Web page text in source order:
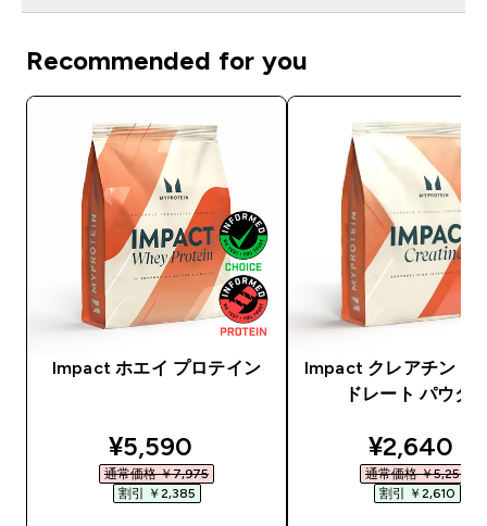
Recommended for you
Impact ホエイ プロテイン
discounted price
¥5,590‎
通常価格 ￥7,975‎
割引 ￥2,385‎
Impact クレアチン モ
ドレート パウダ
¥2,640‎
通常価格 ￥5,250‎
割引 ￥2,610‎